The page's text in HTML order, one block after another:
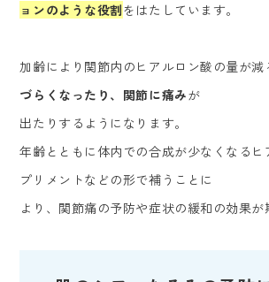
ョンのような役割をはたしています。
加齢により関節内のヒアルロン酸の量が減
づらくなったり、関節に痛みが
出たりするようになります。
年齢とともに体内での合成が少なくなるヒ
プリメントなどの形で補うことに
より、関節痛の予防や症状の緩和の効果が